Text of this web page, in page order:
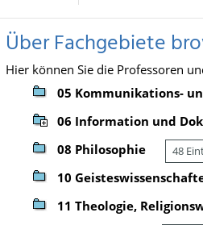
Über Fachgebiete
Hier können Sie die Professoren
05 Kommunikations-
06 Information und
08 Philosophie 48
10
11 Theologie,